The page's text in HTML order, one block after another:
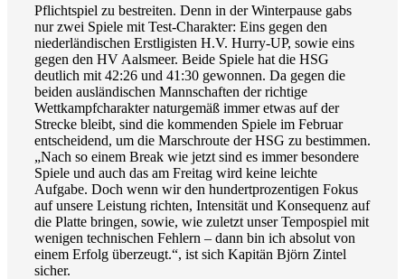
Pflichtspiel zu bestreiten. Denn in der Winterpause gabs
nur zwei Spiele mit Test-Charakter: Eins gegen den
niederländischen Erstligisten H.V. Hurry-UP, sowie eins
gegen den HV Aalsmeer. Beide Spiele hat die HSG
deutlich mit 42:26 und 41:30 gewonnen. Da gegen die
beiden ausländischen Mannschaften der richtige
Wettkampfcharakter naturgemäß immer etwas auf der
Strecke bleibt, sind die kommenden Spiele im Februar
entscheidend, um die Marschroute der HSG zu bestimmen.
„Nach so einem Break wie jetzt sind es immer besondere
Spiele und auch das am Freitag wird keine leichte
Aufgabe. Doch wenn wir den hundertprozentigen Fokus
auf unsere Leistung richten, Intensität und Konsequenz auf
die Platte bringen, sowie, wie zuletzt unser Tempospiel mit
wenigen technischen Fehlern – dann bin ich absolut von
einem Erfolg überzeugt.“, ist sich Kapitän Björn Zintel
sicher.